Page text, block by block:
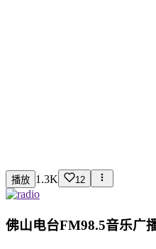
播放 1.3K 12
佛山电台FM98.5音乐广